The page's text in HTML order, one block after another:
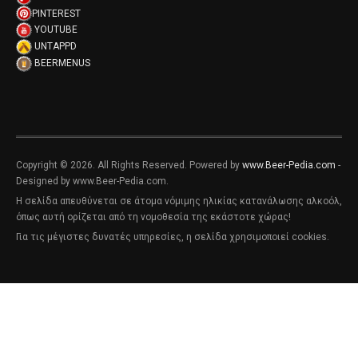
PINTEREST
YOUTUBE
UNTAPPD
BEERMENUS
Copyright © 2026. All Rights Reserved. Powered by www.Beer-Pedia.com -
Designed by www.Beer-Pedia.com.
Η σελίδα απευθύνεται σε άτομα νόμιμης ηλικίας κατανάλωσης αλκοόλ,
όπως αυτή ορίζεται από τη νομοθεσία της εκάστοτε χώρας!
Για τις μέγιστες δυνατές υπηρεσίες, η σελίδα χρησιμοποιεί cookies.